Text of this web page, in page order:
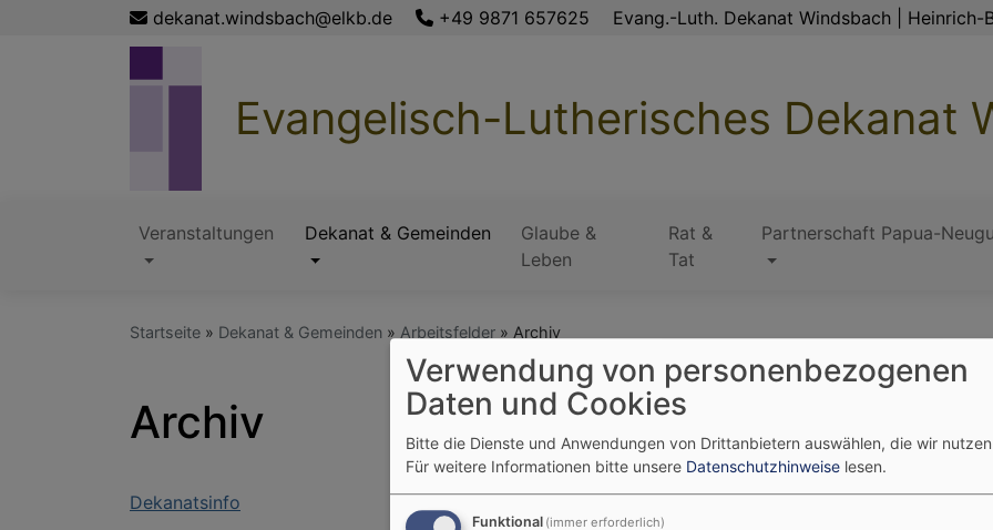
dekanat.windsbach@elkb.de +49 9871 657625 Evang.-Luth. Dekanat Windsbach |
Evangelisch-Lutherisches Dekanat
Hauptnavigation
Veranstaltungen Dekanat & Gemeinden
Glaube &
Leben
Rat &
Tat
Partnerschaft Papua-
Startseite Dekanat & Gemeinden Arbeitsfelder Archiv
Archiv
Dekanatsinfo
Verwendung von personenbezogenen
Daten und Cookies
Bitte die Dienste und Anwendungen von Drittanbietern auswählen, die wir
Für weitere Informationen bitte unsere Datenschutzhinweise lesen.
Funktional (immer erforderlich)